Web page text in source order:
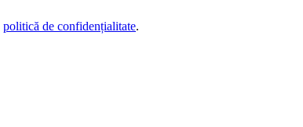
politică de confidențialitate.